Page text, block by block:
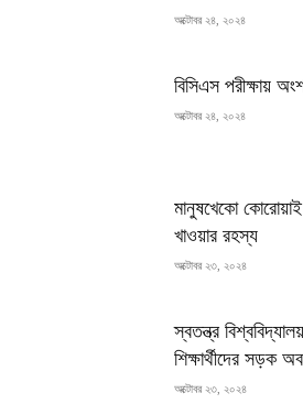
অক্টোবর ২৪, ২০২৪
বিসিএস পরীক্ষায়
অক্টোবর ২৪, ২০২৪
মানুষখেকো
খাওয়ার রহস্য
অক্টোবর ২৩, ২০২৪
স্বতন্ত্র
শিক্ষার্থীদের সড়ক
অক্টোবর ২৩, ২০২৪